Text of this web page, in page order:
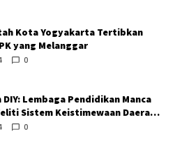
Kota Yogyakarta Tertibkan
yang Melanggar
0
DIY: Lembaga Pendidikan Manca
Sistem Keistimewaan Daerah
0